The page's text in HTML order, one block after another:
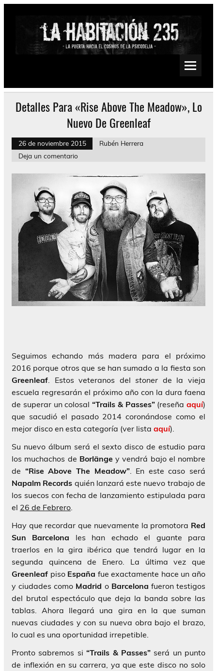
Saltar
Psychedelic, Stoner, Doom, Sludge, Fuzz, Space, Drone
Detalles Para «Rise Above The Meadow», Lo
Nuevo De Greenleaf
26 de noviembre 2015
Rubén Herrera
Deja un comentario
Seguimos echando más madera para el próximo
2016 porque otros que se han sumado a la fiesta son
Greenleaf . Estos veteranos delstoner de la vieja
escuela regresarán el próximo año con la dura faena
de superar un colosal “Trails & Passes”(reseña aquí)
que sacudió el pasado 2014 coronándose como el
mejor disco en esta categoría (ver lista aquí).
Su nuevo álbum será el sexto disco de estudio para
los muchachos de Borlänge y vendrá bajo el nombre
de “Rise Above The Meadow”. En este caso será
Napalm Records quién lanzará este nuevo trabajo de
los suecos con fecha de lanzamiento estipulada para
el 26 de Febrero
Hay que recordar que nuevamente la promotora Red
Sun Barcelona les han echado el guante para
traerlos en la gira ibérica que tendrá lugar en la
segunda quincena de Enero. La última vez que
Greenleaf piso España fue exactamente hace un año
y ciudades como Madrid o Barcelona fueron testigos
del brutal espectáculo que deja la banda sobre las
tablas. Ahora llegará una gira en la que suman
nuevas ciudades y con su nueva obra bajo el brazo,
lo cual es una oportunidad irrepetible.
Pronto sabremos si“Trails & Passes”será un punto
de inflexión en su carrera, ya que este disco no solo